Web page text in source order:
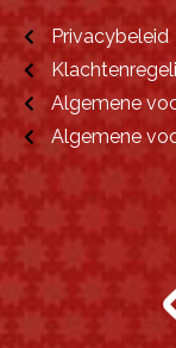
Privacybeleid
Algemene
Algemene